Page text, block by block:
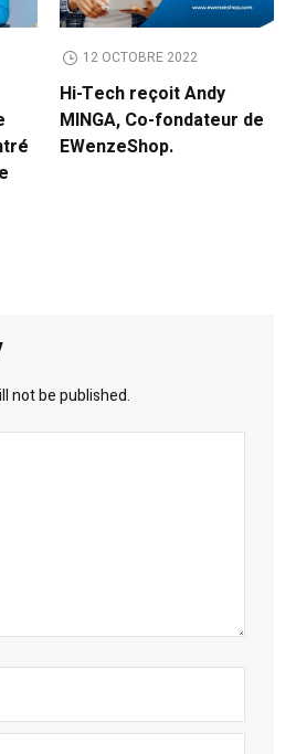
12 OCTOBRE 2022
Hi-Tech reçoit Andy
MINGA, Co-fondateur de
EWenzeShop.
not be published.